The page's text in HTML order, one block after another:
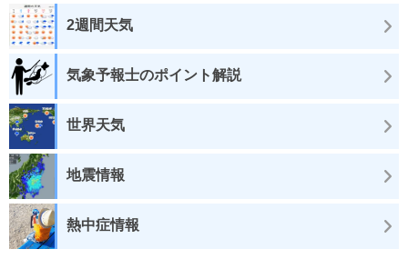
2週間天気
気象予報士のポイント解説
世界天気
地震情報
熱中症情報